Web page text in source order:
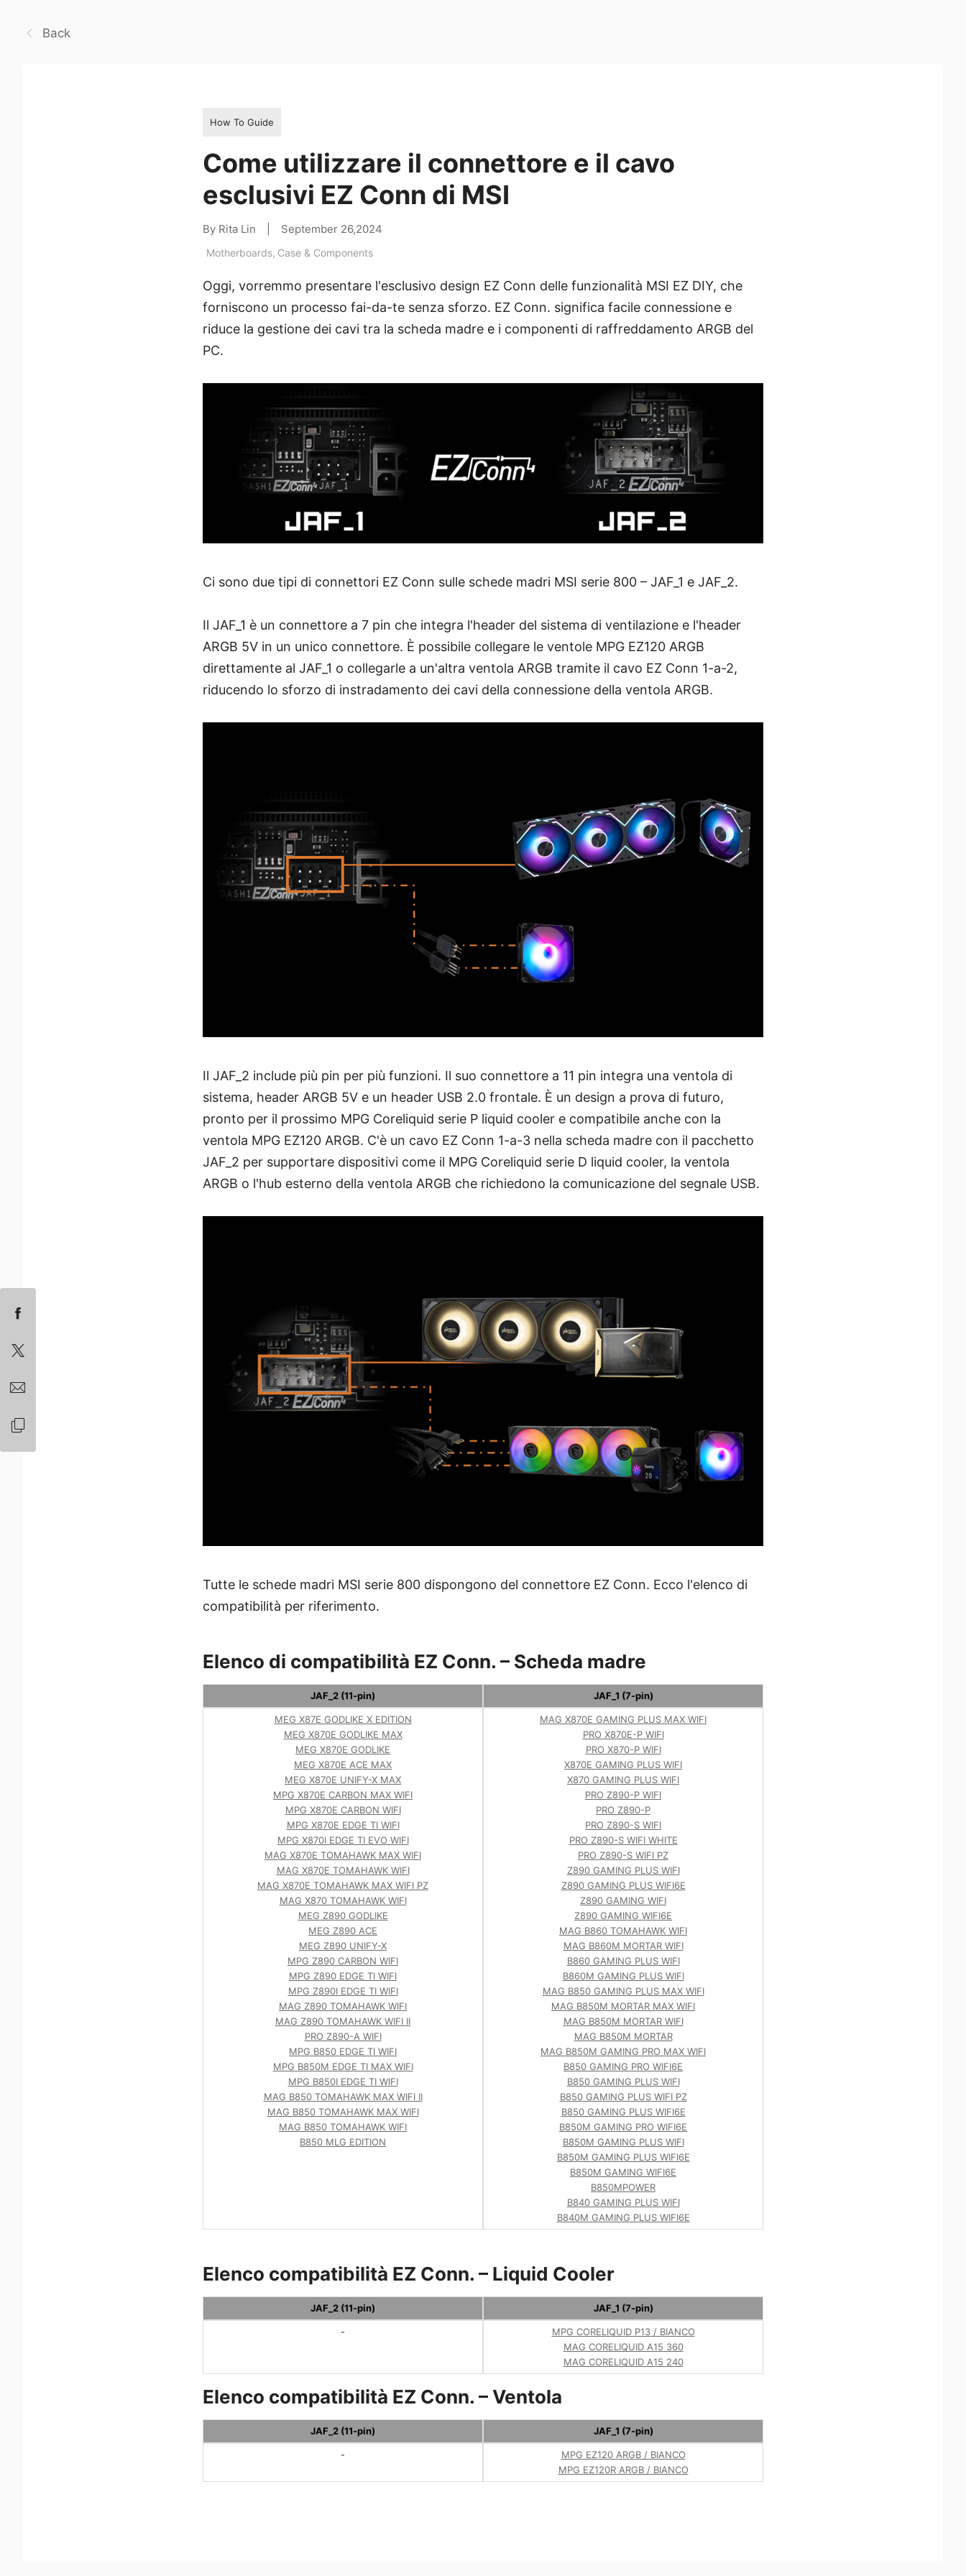
Back
How To Guide
Come utilizzare il connettore e il cavo
esclusivi EZ Conn di MSI
By Rita Lin September 26,2024
Motherboards, Case & Components
Oggi, vorremmo presentare l'esclusivo design EZ Conn delle funzionalità MSI EZ DIY, che
forniscono un processo fai-da-te senza sforzo. EZ Conn. significa facile connessione e
riduce la gestione dei cavi tra la scheda madre e i componenti di raffreddamento ARGB del
PC.
Ci sono due tipi di connettori EZ Conn sulle schede madri MSI serie 800 – JAF_1 e JAF_2.
Il JAF_1 è un connettore a 7 pin che integra l'header del sistema di ventilazione e l'header
ARGB 5V in un unico connettore. È possibile collegare le ventole MPG EZ120 ARGB
direttamente al JAF_1 o collegarle a un'altra ventola ARGB tramite il cavo EZ Conn 1-a-2,
riducendo lo sforzo di instradamento dei cavi della connessione della ventola ARGB.
Il JAF_2 include più pin per più funzioni. Il suo connettore a 11 pin integra una ventola di
sistema, header ARGB 5V e un header USB 2.0 frontale. È un design a prova di futuro,
pronto per il prossimo MPG Coreliquid serie P liquid cooler e compatibile anche con la
ventola MPG EZ120 ARGB. C'è un cavo EZ Conn 1-a-3 nella scheda madre con il pacchetto
JAF_2 per supportare dispositivi come il MPG Coreliquid serie D liquid cooler, la ventola
ARGB o l'hub esterno della ventola ARGB che richiedono la comunicazione del segnale USB.
Tutte le schede madri MSI serie 800 dispongono del connettore EZ Conn. Ecco l'elenco di
compatibilità per riferimento.
Elenco di compatibilità EZ Conn. – Scheda madre
JAF_2 (11-pin) JAF_1 (7-pin)
MEG X87E GODLIKE X EDITION
MEG X870E GODLIKE MAX
MEG X870E GODLIKE
MEG X870E ACE MAX
MEG X870E UNIFY-X MAX
MPG X870E CARBON MAX WIFI
MPG X870E CARBON WIFI
MPG X870E EDGE TI WIFI
MPG X870I EDGE TI EVO WIFI
MAG X870E TOMAHAWK MAX WIFI
MAG X870E TOMAHAWK WIFI
MAG X870E TOMAHAWK MAX WIFI PZ
MAG X870 TOMAHAWK WIFI
MEG Z890 GODLIKE
MEG Z890 ACE
MEG Z890 UNIFY-X
MPG Z890 CARBON WIFI
MPG Z890 EDGE TI WIFI
MPG Z890I EDGE TI WIFI
MAG Z890 TOMAHAWK WIFI
MAG Z890 TOMAHAWK WIFI II
PRO Z890-A WIFI
MPG B850 EDGE TI WIFI
MPG B850M EDGE TI MAX WIFI
MPG B850I EDGE TI WIFI
MAG B850 TOMAHAWK MAX WIFI II
MAG B850 TOMAHAWK MAX WIFI
MAG B850 TOMAHAWK WIFI
B850 MLG EDITION
MAG X870E GAMING PLUS MAX WIFI
PRO X870E-P WIFI
PRO X870-P WIFI
X870E GAMING PLUS WIFI
X870 GAMING PLUS WIFI
PRO Z890-P WIFI
PRO Z890-P
PRO Z890-S WIFI
PRO Z890-S WIFI WHITE
PRO Z890-S WIFI PZ
Z890 GAMING PLUS WIFI
Z890 GAMING PLUS WIFI6E
Z890 GAMING WIFI
Z890 GAMING WIFI6E
MAG B860 TOMAHAWK WIFI
MAG B860M MORTAR WIFI
B860 GAMING PLUS WIFI
B860M GAMING PLUS WIFI
MAG B850 GAMING PLUS MAX WIFI
MAG B850M MORTAR MAX WIFI
MAG B850M MORTAR WIFI
MAG B850M MORTAR
MAG B850M GAMING PRO MAX WIFI
B850 GAMING PRO WIFI6E
B850 GAMING PLUS WIFI
B850 GAMING PLUS WIFI PZ
B850 GAMING PLUS WIFI6E
B850M GAMING PRO WIFI6E
B850M GAMING PLUS WIFI
B850M GAMING PLUS WIFI6E
B850M GAMING WIFI6E
B850MPOWER
B840 GAMING PLUS WIFI
B840M GAMING PLUS WIFI6E
Elenco compatibilità EZ Conn. – Liquid Cooler
JAF_2 (11-pin) JAF_1 (7-pin)
-
MPG CORELIQUID P13 / BIANCO
MAG CORELIQUID A15 360
MAG CORELIQUID A15 240
Elenco compatibilità EZ Conn. – Ventola
JAF_2 (11-pin) JAF_1 (7-pin)
-
MPG EZ120 ARGB / BIANCO
MPG EZ120R ARGB / BIANCO